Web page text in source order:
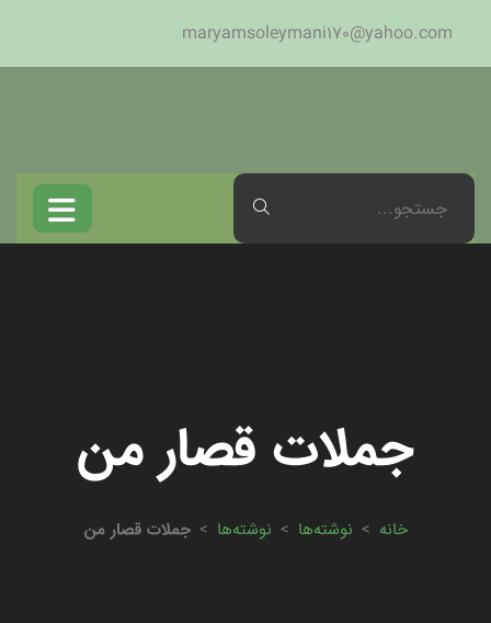
maryamsoleymani170@yahoo.com
جملات قصار من
خانه > نوشته‌ها > نوشته‌ها > جملات قصار من